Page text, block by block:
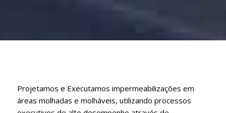
Projetamos e Executamos impermeabilizações em
áreas molhadas e molháveis, utilizando processos